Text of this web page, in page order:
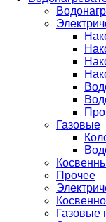
Газовые
Прочее
Газовые